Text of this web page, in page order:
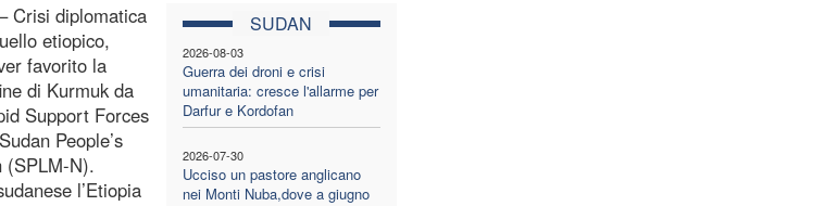
SUDAN
2026-08-03
Guerra dei droni e crisi
umanitaria: cresce l'allarme per
Darfur e Kordofan
2026-07-30
Ucciso un pastore anglicano
nei Monti Nuba,dove a giugno
Crisi diplomatica
etiopico,
favorito la
di Kurmuk da
Support Forces
People’s
(SPLM-N).
l’Etiopia